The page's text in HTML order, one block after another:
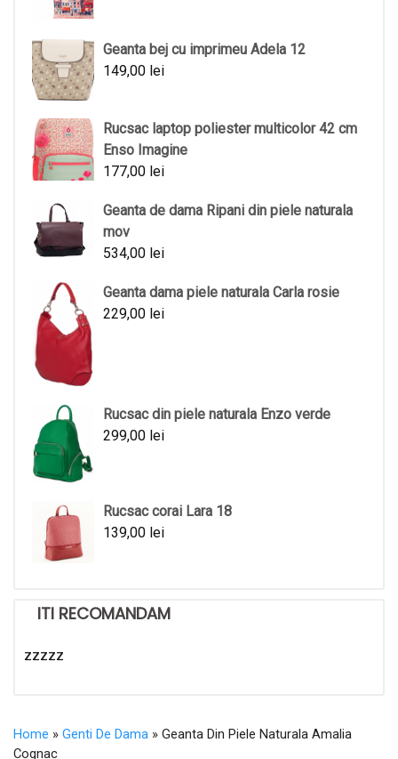
Geanta bej cu imprimeu Adela 12
149,00 lei
Rucsac laptop poliester multicolor 42 cm
Enso Imagine
177,00 lei
Geanta de dama Ripani din piele naturala
mov
534,00 lei
Geanta dama piele naturala Carla rosie
229,00 lei
Rucsac din piele naturala Enzo verde
299,00 lei
Rucsac corai Lara 18
139,00 lei
ITI RECOMANDAM
zzzzz
Home » Genti De Dama » Geanta Din Piele Naturala Amalia
Cognac